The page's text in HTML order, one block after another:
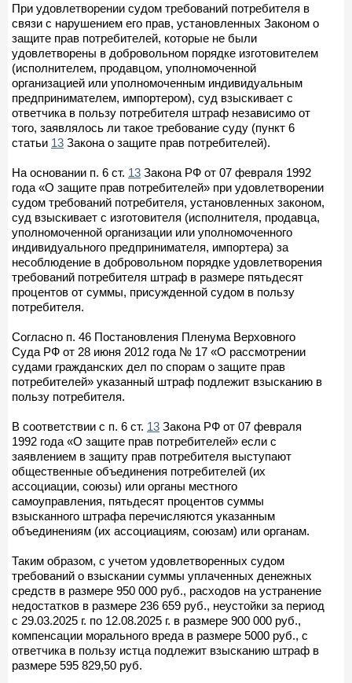
При удовлетворении судом требований потребителя в
связи с нарушением его прав, установленных Законом о
защите прав потребителей, которые не были
удовлетворены в добровольном порядке изготовителем
(исполнителем, продавцом, уполномоченной
организацией или уполномоченным индивидуальным
предпринимателем, импортером), суд взыскивает с
ответчика в пользу потребителя штраф независимо от
того, заявлялось ли такое требование суду (пункт 6
статьи 13 Закона о защите прав потребителей).
На основании п. 6 ст. 13 Закона РФ от 07 февраля 1992
года «О защите прав потребителей» при удовлетворении
судом требований потребителя, установленных законом,
суд взыскивает с изготовителя (исполнителя, продавца,
уполномоченной организации или уполномоченного
индивидуального предпринимателя, импортера) за
несоблюдение в добровольном порядке удовлетворения
требований потребителя штраф в размере пятьдесят
процентов от суммы, присужденной судом в пользу
потребителя.
Согласно п. 46 Постановления Пленума Верховного
Суда РФ от 28 июня 2012 года № 17 «О рассмотрении
судами гражданских дел по спорам о защите прав
потребителей» указанный штраф подлежит взысканию в
пользу потребителя.
В соответствии с п. 6 ст. 13 Закона РФ от 07 февраля
1992 года «О защите прав потребителей» если с
заявлением в защиту прав потребителя выступают
общественные объединения потребителей (их
ассоциации, союзы) или органы местного
самоуправления, пятьдесят процентов суммы
взысканного штрафа перечисляются указанным
объединениям (их ассоциациям, союзам) или органам.
Таким образом, с учетом удовлетворенных судом
требований о взыскании суммы уплаченных денежных
средств в размере 950 000 руб., расходов на устранение
недостатков в размере 236 659 руб., неустойки за период
с 29.03.2025 г. по 12.08.2025 г. в размере 900 000 руб.,
компенсации морального вреда в размере 5000 руб., с
ответчика в пользу истца подлежит взысканию штраф в
размере 595 829,50 руб.